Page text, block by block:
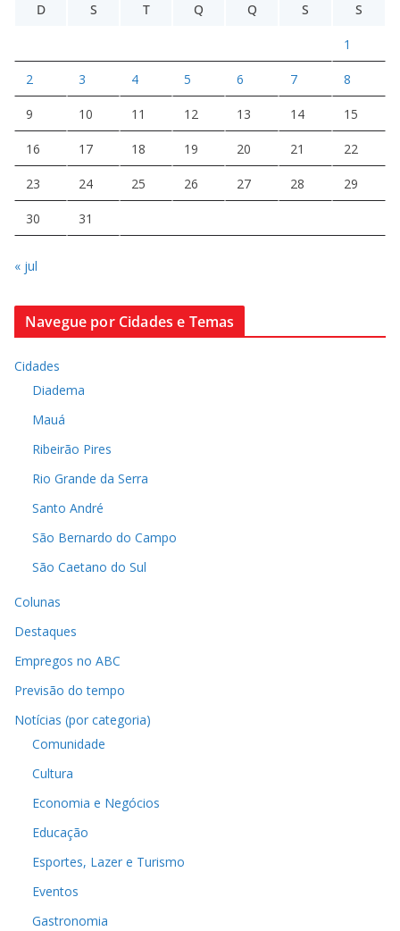
D
S T Q Q S S
1
2 3 4 5 6 7 8
9 10 11 12 13 14 15
16 17 18 19 20 21 22
23 24 25 26 27 28 29
30 31
« jul
Navegue por Cidades e Temas
Cidades
Diadema
Mauá
Ribeirão Pires
Rio Grande da Serra
Santo André
São Bernardo do Campo
São Caetano do Sul
Colunas
Destaques
Empregos no ABC
Previsão do tempo
Notícias (por categoria)
Comunidade
Cultura
Economia e Negócios
Educação
Esportes, Lazer e Turismo
Eventos
Gastronomia